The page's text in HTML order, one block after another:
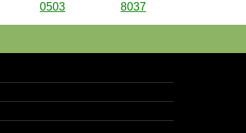
0503 8037